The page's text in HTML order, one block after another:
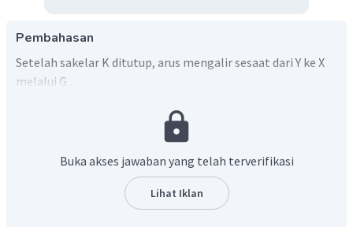
Pembahasan
Setelah sakelar K ditutup, arus mengalir sesaat dari Y ke X
melalui G
Buka akses jawaban yang telah terverifikasi
Lihat Iklan